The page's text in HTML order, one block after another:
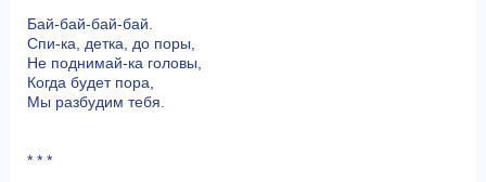
Бай-бай-бай-бай.
Спи-ка, детка, до поры,
Не поднимай-ка головы,
Когда будет пора,
Мы разбудим тебя.
* * *